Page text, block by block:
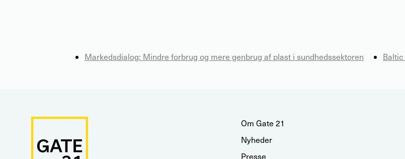
Markedsdialog: Mindre forbrug og mere genbrug af plast i sundhedssektoren
Om Gate 21
Nyheder
Presse